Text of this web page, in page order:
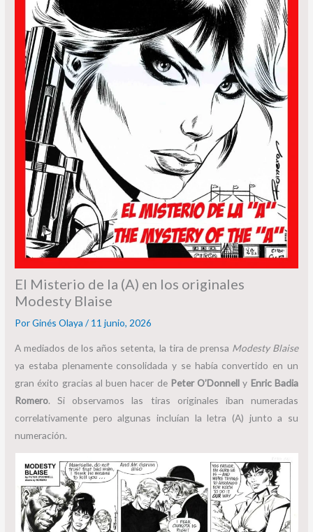
El Misterio de la (A) en los originales
Modesty Blaise
PorGinés Olaya/ 11 junio, 2026
A mediados de los años setenta, la tira de prensa Modesty Blaise
ya estaba plenamente consolidada y se había convertido en un
gran éxito gracias al buen hacer de Peter O’Donnelly Enric Badia
Romero. Si observamos las tiras originales iban numeradas
correlativamente pero algunas incluían la letra (A) junto a su
numeración.